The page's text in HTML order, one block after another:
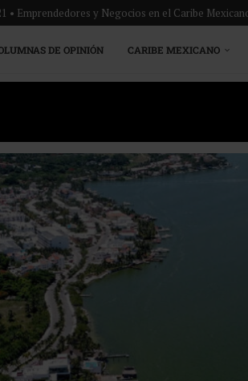
• Emprendedores y Negocios en el Caribe
DE OPINIÓN CARIBE MEXICANO